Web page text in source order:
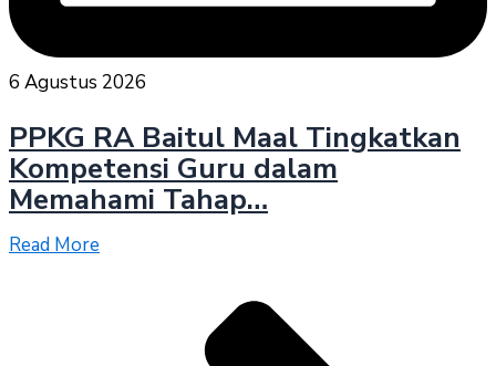
6 Agustus 2026
PPKG RA Baitul Maal Tingkatkan
Kompetensi Guru dalam
Memahami Tahap…
Read More